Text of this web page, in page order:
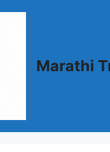
Marathi